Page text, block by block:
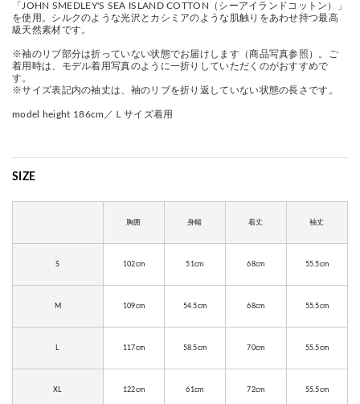
「JOHN SMEDLEY'S SEA ISLAND COTTON（シーアイランドコットン）」
を使用。シルクのような光沢とカシミアのような肌触りをあわせ持つ最高
級天然素材です。
※袖のリブ部分は折っていない状態でお届けします（商品写真参照）。ご
着用時は、モデル着用写真のように一折りしていただくのがおすすめで
す。
※サイズ表記内の袖丈は、袖のリブを折り返していない状態の長さです。
model height 186cm／Ｌサイズ着用
SIZE
胸囲 身幅 着丈 袖丈
S 102cm 51cm 68cm 55.5cm
M 109cm 54.5cm 68cm 55.5cm
L 117cm 58.5cm 70cm 55.5cm
XL 122cm 61cm 72cm 55.5cm